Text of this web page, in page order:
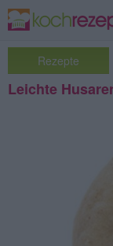
Rezepte
Leichte